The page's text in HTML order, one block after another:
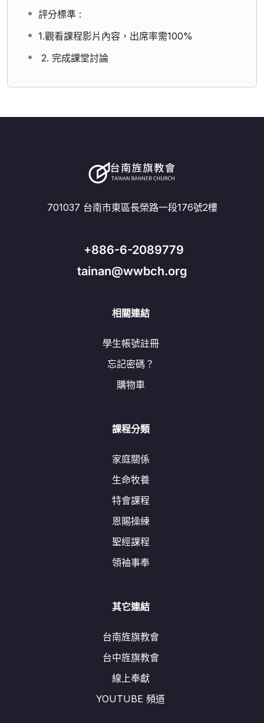
評分標準 :
1.觀看課程影片內容，出席率需100%
2. 完成課堂討論
701037 台南市東區長榮路一段176號2樓
+886-6-2089779
tainan@wwbch.org
相關連結
學生帳號註冊
忘記密碼？
購物車
課程分類
家庭關係
生命牧養
特會課程
恩賜操練
聖經課程
領袖事奉
其它連結
台南旌旗教會
台中旌旗教會
線上奉獻
YOUTUBE 頻道